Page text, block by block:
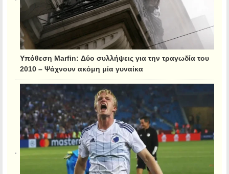
Υπόθεση Marfin: Δύο συλλήψεις για την τραγωδία του
2010 – Ψάχνουν ακόμη μία γυναίκα